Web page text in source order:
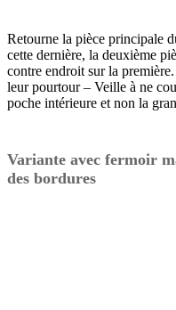
Retourne la pièce principale
cette dernière, la deuxième
contre endroit sur la
leur pourtour – Veille à ne
poche intérieure et non la
Variante avec fermoir
des bordures